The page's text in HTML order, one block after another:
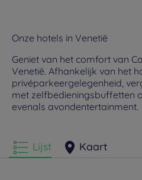
Onze hotels in Venetië
Geniet van het comfort van
Venetië. Afhankelijk van het
privéparkeergelegenheid,
met zelfbedieningsbuffetten
evenals avondentertainment.
Lijst Kaart